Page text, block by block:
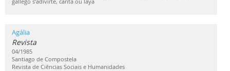
Agália
Revista
04/1985
Santiago de Compostela
Revista de Ciências Sociais e Humanidades